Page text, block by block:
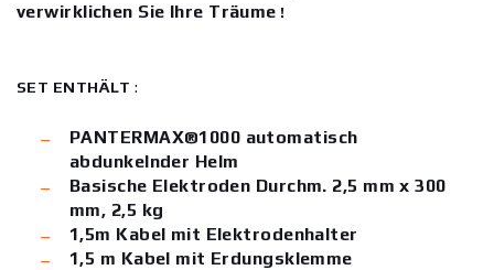
verwirklichen Sie Ihre Träume !
SET ENTHÄLT :
PANTERMAX®1000 automatisch
abdunkelnder Helm
Basische Elektroden Durchm. 2,5 mm x 300
mm, 2,5 kg
1,5m Kabel mit Elektrodenhalter
1,5 m Kabel mit Erdungsklemme